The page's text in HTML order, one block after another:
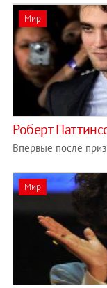
Мир
Роберт
Впервые после
Мир